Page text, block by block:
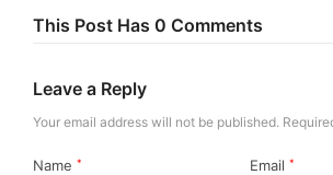
This Post Has 0 Comments
Leave a Reply
Your email address will not be published.
Name * Email *